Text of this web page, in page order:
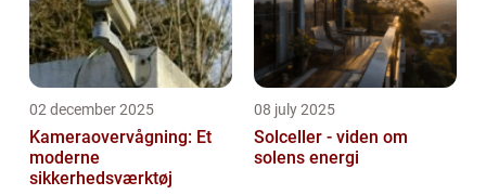
02 december 2025
Kameraovervågning: Et
moderne
sikkerhedsværktøj
08 july 2025
Solceller - viden om
solens energi